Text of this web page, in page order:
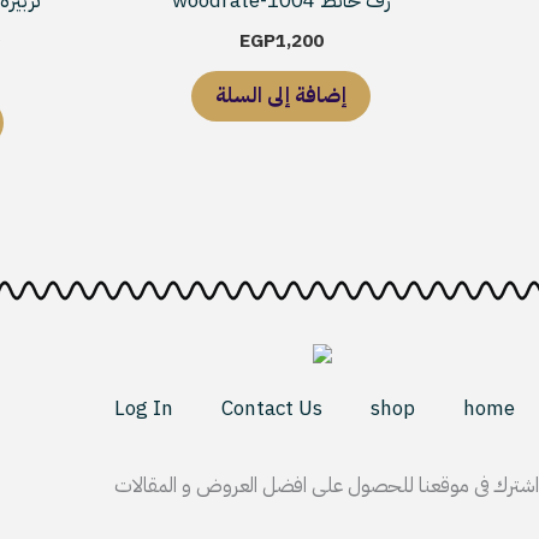
EGP1,200
إضافة إلى السلة
home
shop
Contact Us
Log In
اشترك فى موقعنا للحصول على افضل العروض و المقالات